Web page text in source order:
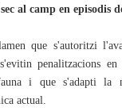
al camp en episodis
que s'autoritzi
s'evitin penalitzacions
i que s'adapti la
actual.